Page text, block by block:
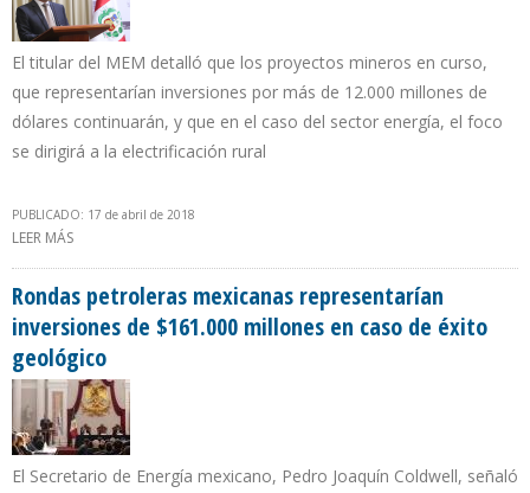
El titular del MEM detalló que los proyectos mineros en curso,
que representarían inversiones por más de 12.000 millones de
dólares continuarán, y que en el caso del sector energía, el foco
se dirigirá a la electrificación rural
PUBLICADO: 17 de abril de 2018
LEER MÁS
AMBIENTE Y LAS PERSONAS
Rondas petroleras mexicanas representarían
inversiones de $161.000 millones en caso de éxito
geológico
El Secretario de Energía mexicano, Pedro Joaquín Coldwell, señaló